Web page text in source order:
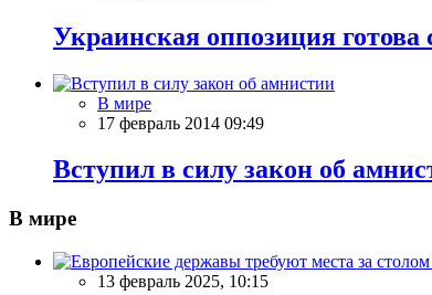
Украинская оппозиция
В мире
17 февраль 2014 09:49
Вступил в силу закон об
В мире
13 февраль 2025, 10:15